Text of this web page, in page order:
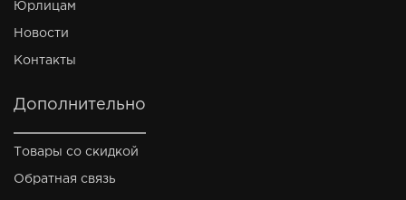
Юрлицам
Новости
Контакты
Дополнительно
Товары со скидкой
Обратная связь